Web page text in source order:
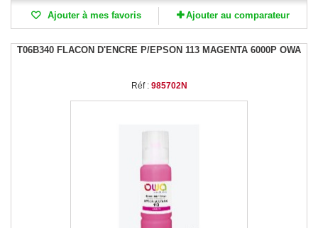
Ajouter à mes favoris Ajouter au comparateur
T06B340 FLACON D'ENCRE P/EPSON 113 MAGENTA 6000P OWA
Réf : 985702N